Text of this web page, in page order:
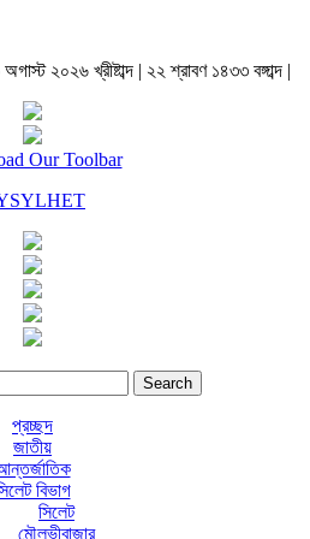
২০২৬ খ্রীষ্টাব্দ | ২২ শ্রাবণ ১৪৩৩ বঙ্গাব্দ |
Our Toolbar
প্রচ্ছদ
জাতীয়
বিভাগ
সিলেট
মৌলভীবাজার